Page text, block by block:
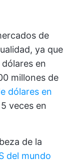
de
ya que
en
millones de
dólares en
veces en
de la
del mundo